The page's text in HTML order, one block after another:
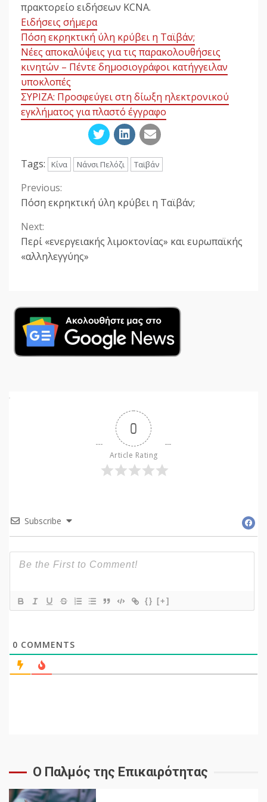
πρακτορείο ειδήσεων KCNA.
Ειδήσεις σήμερα
Πόση εκρηκτική ύλη κρύβει η Ταϊβάν;
Νέες αποκαλύψεις για τις παρακολουθήσεις
κινητών – Πέντε δημοσιογράφοι κατήγγειλαν
υποκλοπές
ΣΥΡΙΖΑ: Προσφεύγει στη δίωξη ηλεκτρονικού
εγκλήματος για πλαστό έγγραφο
Tags: Κίνα Νάνσι Πελόζι Ταϊβάν
Continue
Reading
Previous:
Πόση εκρηκτική ύλη κρύβει η Ταϊβάν;
Next:
Περί «ενεργειακής λιμοκτονίας» και ευρωπαϊκής
«αλληλεγγύης»
0
Article Rating
Subscribe
{} [+]
0 COMMENTS
Ο Παλμός της Επικαιρότητας